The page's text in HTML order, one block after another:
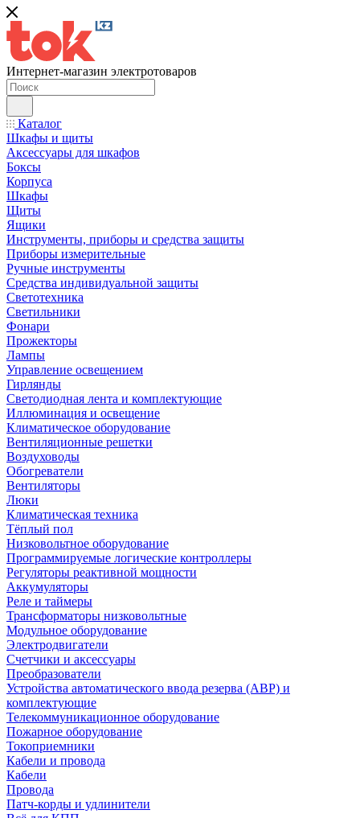
Интернет-магазин электротоваров
Каталог
Шкафы и щиты
Аксессуары для шкафов
Боксы
Корпуса
Шкафы
Щиты
Ящики
Инструменты, приборы и средства защиты
Приборы измерительные
Ручные инструменты
Средства индивидуальной защиты
Светотехника
Светильники
Фонари
Прожекторы
Лампы
Управление освещением
Гирлянды
Светодиодная лента и комплектующие
Иллюминация и освещение
Климатическое оборудование
Вентиляционные решетки
Воздуховоды
Обогреватели
Вентиляторы
Люки
Климатическая техника
Тёплый пол
Низковольтное оборудование
Программируемые логические контроллеры
Регуляторы реактивной мощности
Аккумуляторы
Реле и таймеры
Трансформаторы низковольтные
Модульное оборудование
Электродвигатели
Счетчики и аксессуары
Преобразователи
Устройства автоматического ввода резерва (АВР) и
комплектующие
Телекоммуникационное оборудование
Пожарное оборудование
Токоприемники
Кабели и провода
Кабели
Провода
Патч-корды и удлинители